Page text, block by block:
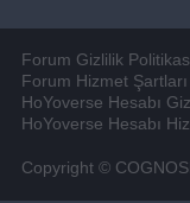
Forum Gizlilik
Forum Hizmet Şartları
HoYoverse Hesabı
HoYoverse Hesabı
Copyright ©